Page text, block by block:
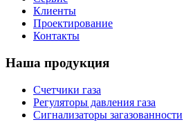
Клиенты
Проектирование
Контакты
Наша продукция
Счетчики газа
Регуляторы давления газа
Сигнализаторы загазованности